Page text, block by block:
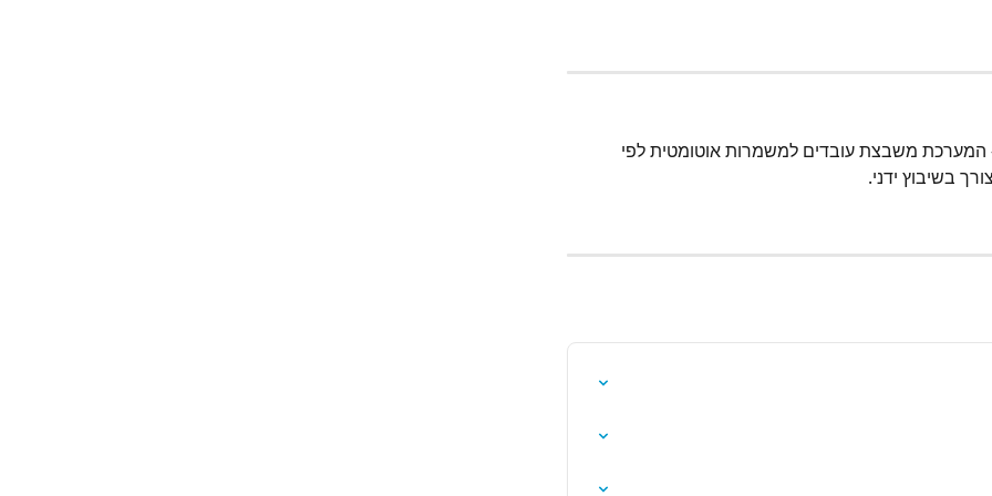
משבצת עובדים למשמרות אוטומטית לפי
בשיבוץ ידני.